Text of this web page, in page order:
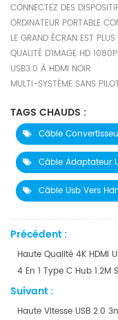
CONNECTEZ DES
ORDINATEUR PORTABLE
LE GRAND ÉCRAN EST
QUALITÉ D'IMAGE HD 1080P
USB3.0 À HDMI NOIR
MULTI-SYSTÈME SANS
TAGS CHAUDS :
Câble
Câble Adaptateur
Câble Usb Vers
Précédent :
Haute Qualité 4K HDMI
4 En 1 Type C Hub 1.2M
Suivant :
Haute Vitesse USB 2.0